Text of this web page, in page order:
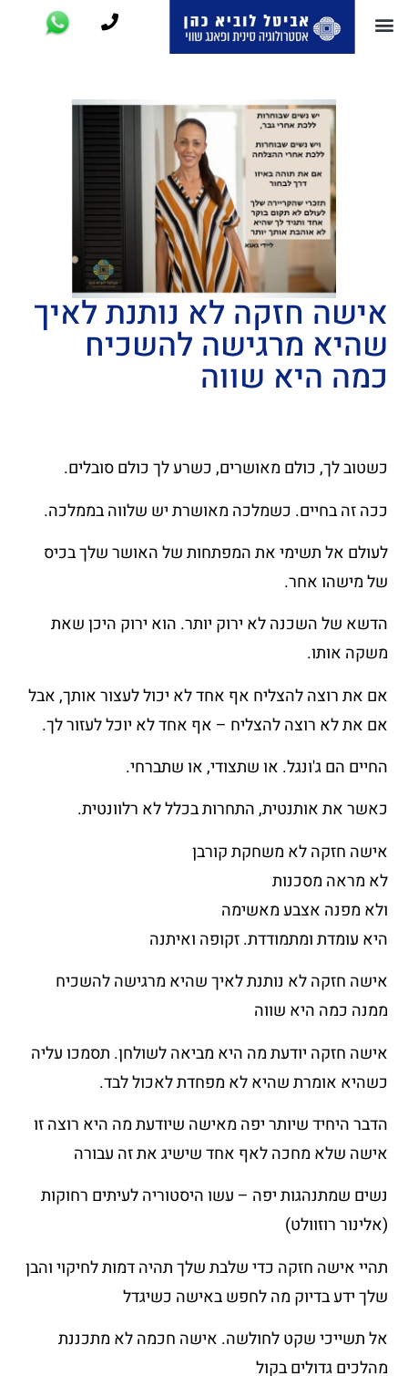
אישה חזקה לא נותנת לאיך
שהיא מרגישה להשכיח
כמה היא שווה
כשטוב לך, כולם מאושרים, כשרע לך כולם סובלים.
ככה זה בחיים. כשמלכה מאושרת יש שלווה בממלכה.
לעולם אל תשימי את המפתחות של האושר שלך בכיס
של מישהו אחר.
הדשא של השכנה לא ירוק יותר. הוא ירוק היכן שאת
משקה אותו.
אם את רוצה להצליח אף אחד לא יכול לעצור אותך, אבל
אם את לא רוצה להצליח – אף אחד לא יוכל לעזור לך.
החיים הם ג'ונגל. או שתצודי, או שתברחי.
כאשר את אותנטית, התחרות בכלל לא רלוונטית.
אישה חזקה לא משחקת קורבן
לא מראה מסכנות
ולא מפנה אצבע מאשימה
היא עומדת ומתמודדת. זקופה ואיתנה
אישה חזקה לא נותנת לאיך שהיא מרגישה להשכיח
ממנה כמה היא שווה
אישה חזקה יודעת מה היא מביאה לשולחן. תסמכו עליה
כשהיא אומרת שהיא לא מפחדת לאכול לבד.
הדבר היחיד שיותר יפה מאישה שיודעת מה היא רוצה זו
אישה שלא מחכה לאף אחד שישיג את זה עבורה
נשים שמתנהגות יפה – עשו היסטוריה לעיתים רחוקות
(אלינור רוזוולט)
תהיי אישה חזקה כדי שלבת שלך תהיה דמות לחיקוי והבן
שלך ידע בדיוק מה לחפש באישה כשיגדל
אל תשייכי שקט לחולשה. אישה חכמה לא מתכננת
מהלכים גדולים בקול